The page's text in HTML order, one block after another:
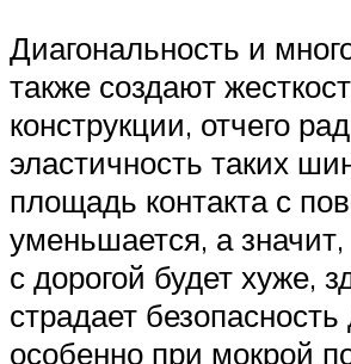
Диагональность и
также создают
конструкции, отчего
эластичность таких
площадь контакта с
уменьшается, а
с дорогой будет хуже,
страдает
особенно при мокрой